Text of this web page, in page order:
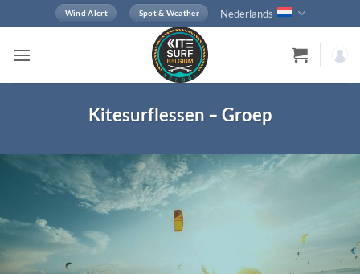
naar
inhoud
Wind Alert Spot & Weather Nederlands
Kitesurflessen – Groep